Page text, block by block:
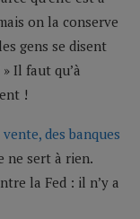
on la conserve
gens se disent
Il faut qu’à
!
des banques
ne sert à rien.
la Fed : il n’y a